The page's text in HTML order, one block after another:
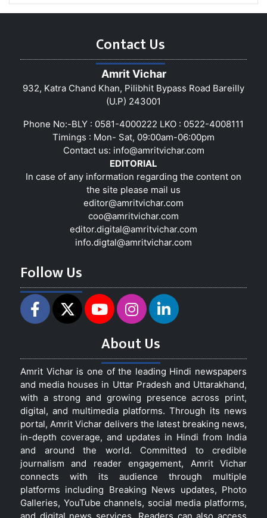
Contact Us
Amrit Vichar
932, Katra Chand Khan, Pilibhit Bypass Road Bareilly
(U.P) 243001
Phone No:-BLY : 0581-4000222 LKO : 0522-4008111
Timings : Mon- Sat, 09:00am-06:00pm
Contact us: info@amritvichar.com
EDITORIAL
In case of any information regarding the content on
the site please mail us
editor@amritvichar.com
coo@amritvichar.com
editor.digital@amritvichar.com
info.digtal@amritvichar.com
Follow Us
About Us
Amrit Vichar is one of the leading Hindi newspapers
and media houses in Uttar Pradesh and Uttarakhand,
with a strong and growing presence across print,
digital, and multimedia platforms. Through its news
portal, Amrit Vichar delivers the latest breaking news,
in-depth coverage, and updates in Hindi from India
and around the world. Committed to credible
journalism and reader engagement, Amrit Vichar
connects with its audience through multiple
platforms including Breaking News updates, Photo
Galleries, YouTube channels, social media platforms,
and digital news services. Readers can also access